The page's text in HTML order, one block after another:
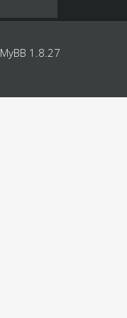
MyBB 1.8.27